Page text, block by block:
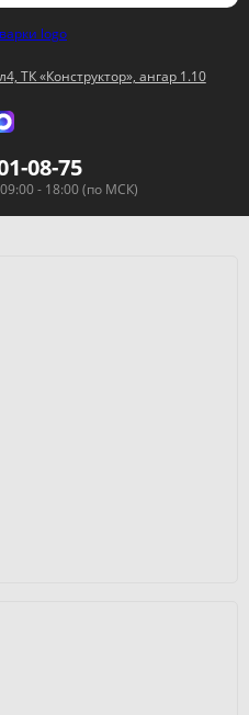
ТК «Конструктор», ангар 1.10
08-75
- 18:00 (по МСК)